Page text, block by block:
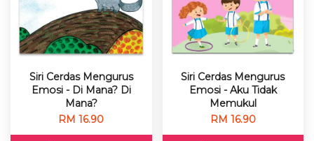
Siri Cerdas Mengurus
Emosi - Di Mana? Di
Mana?
RM 16.90
Siri Cerdas Mengurus
Emosi - Aku Tidak
Memukul
RM 16.90